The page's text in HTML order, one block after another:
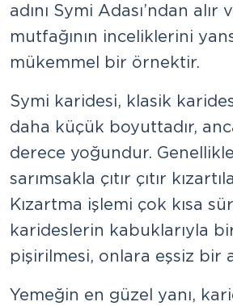
adını Symi Adası’ndan alır
mutfağının inceliklerini
mükemmel bir örnektir.
Symi karidesi, klasik
daha küçük boyuttadır,
derece yoğundur.
sarımsakla çıtır çıtır
Kızartma işlemi çok kısa
karideslerin kabuklarıyla
pişirilmesi, onlara eşsiz bir
Yemeğin en güzel yanı,